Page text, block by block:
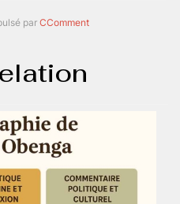
par CComment